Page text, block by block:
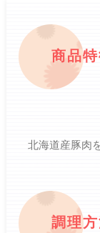
商品
北海道産豚肉
調理